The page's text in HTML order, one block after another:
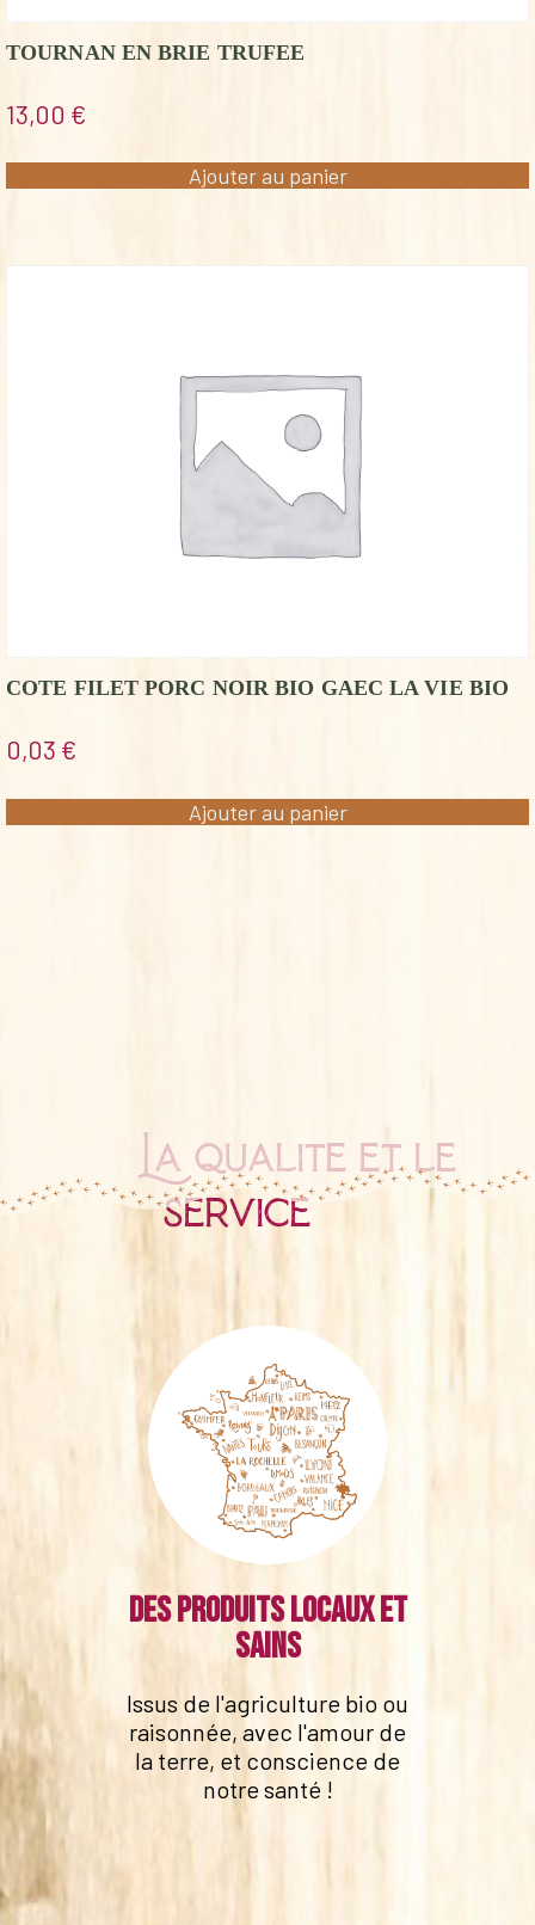
TOURNAN EN BRIE TRUFEE
13,00 €
Ajouter au panier
COTE FILET PORC NOIR BIO GAEC LA VIE BIO
0,03 €
Ajouter au panier
La qualité et le
service
Des produits locaux et
sains
Issus de l'agriculture bio ou
raisonnée, avec l'amour de
la terre, et conscience de
notre santé !